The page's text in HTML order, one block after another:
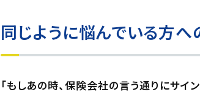
同じように悩んでいる方へ
「もしあの時、保険会社の言う通りにサイ